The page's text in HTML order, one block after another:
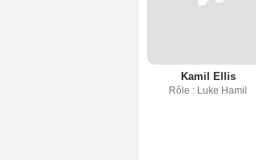
Kamil Ellis
Rôle : Luke Hamil